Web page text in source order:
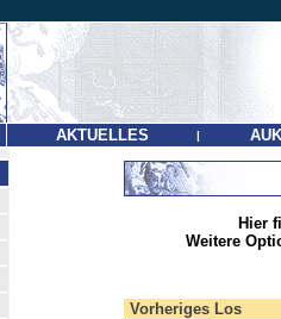
AKTUELLES |
Hier
Weitere
Vorheriges Los